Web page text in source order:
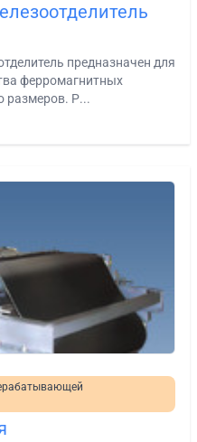
предназначен для
ферромагнитных
размеров. Р...